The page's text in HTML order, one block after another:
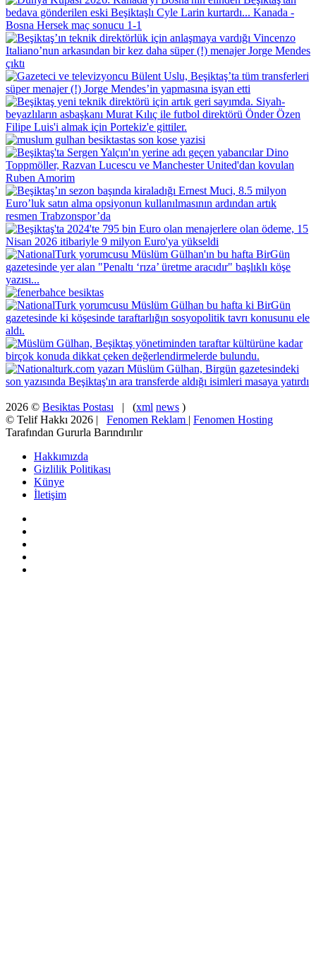
2026 © Besiktas Postası | (xml news )
© Telif Hakkı 2026 | Fenomen Reklam | Fenomen Hosting
Tarafından Gururla Barındırılır
Hakkımızda
Gizlilik Politikası
Künye
İletişim